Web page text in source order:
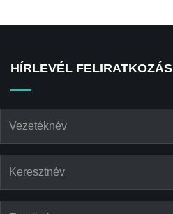
HÍRLEVÉL FELIRATKOZÁS